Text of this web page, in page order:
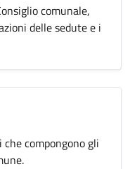
comunale,
delle sedute e i
compongono gli